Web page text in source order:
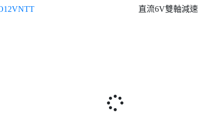
直流6V雙軸減